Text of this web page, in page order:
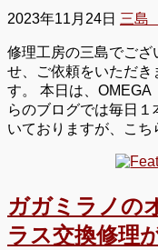
2023年11月24日 三島
修理工房の三島でござ
せ、ご依頼をいただき
す。 本日は、OMEGA
らのブログでは毎日
いておりますが、こ
ガガミラノの
ラス交換修理